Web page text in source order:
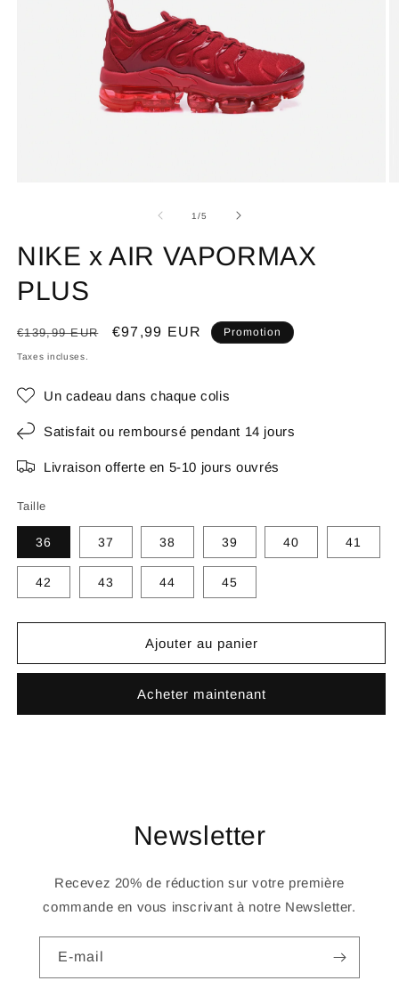
1/de
5
NIKE x AIR VAPORMAX
PLUS
Prix
habituel
€139,99 EUR
Prix
€97,99 EUR Promotion
Taxes incluses.
Un cadeau dans chaque colis
Satisfait ou remboursé pendant 14 jours
Livraison offerte en 5-10 jours ouvrés
Taille
36 37 38 39 40 41
42 43 44 45
Ajouter au panier
Acheter maintenant
Newsletter
Recevez 20% de réduction sur votre première
commande en vous inscrivant à notre Newsletter.
E-mail